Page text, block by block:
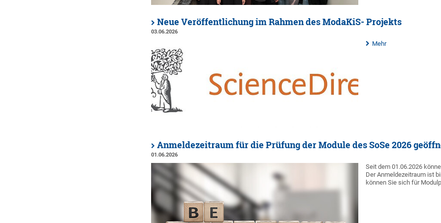
Neue Veröffentlichung im Rahmen des ModaKiS- Projekts
03.06.2026
Mehr
Anmeldezeitraum für die Prüfung der Module des SoSe 2026
01.06.2026
Seit dem 01.06.2026
Der Anmeldezeitraum ist
können Sie sich für